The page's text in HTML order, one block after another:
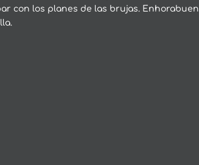
con los planes de las brujas.